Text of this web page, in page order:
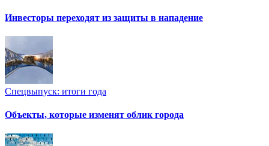
Инвесторы переходят из защиты в нападение
Спецвыпуск: итоги года
Объекты, которые изменят облик города